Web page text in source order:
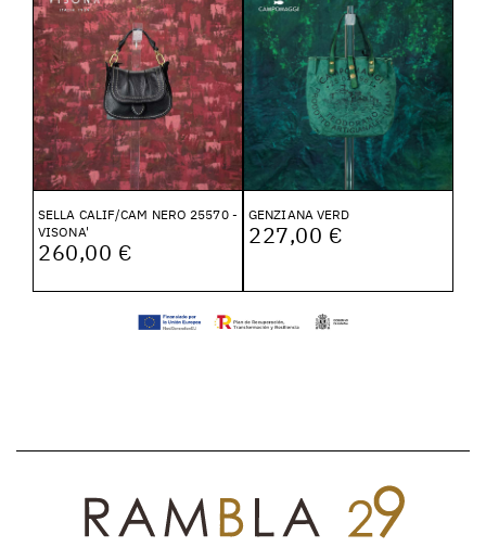
SELLA CALIF/CAM NERO 25570 -
VISONA'
260,00 €
GENZIANA VERD
227,00 €